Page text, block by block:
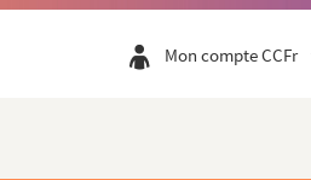
Mon compte CCFr